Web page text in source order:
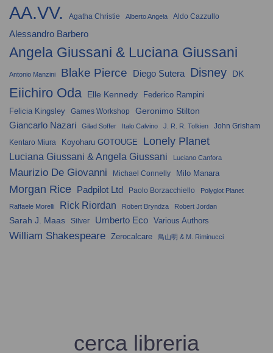
AA.VV. Agatha Christie Alberto Angela Aldo Cazzullo
Alessandro Barbero
Angela Giussani & Luciana Giussani
Antonio Manzini Blake Pierce Diego Sutera Disney DK
Eiichiro Oda Elle Kennedy Federico Rampini
Felicia Kingsley Games Workshop
Geronimo Stilton
Giancarlo Nazari
Gilad Soffer Italo Calvino J. R. R. Tolkien
John Grisham
Kentaro Miura
Koyoharu GOTOUGE Lonely Planet
Luciana Giussani & Angela Giussani Luciano Canfora
Maurizio De Giovanni Michael Connelly Milo Manara
Morgan Rice Padpilot Ltd Paolo Borzacchiello Polyglot Planet
Raffaele Morelli Rick Riordan Robert Bryndza Robert Jordan
Sarah J. Maas Silver Umberto Eco Various Authors
William Shakespeare Zerocalcare 鳥山明 & M. Riminucci
cerca libreria